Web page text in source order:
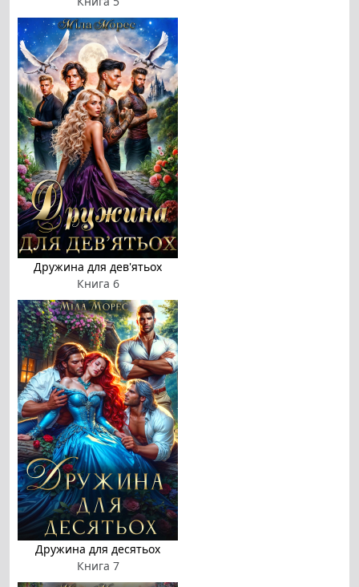
Дружина для дев'ятьох
Книга 6
Дружина для десятьох
Книга 7